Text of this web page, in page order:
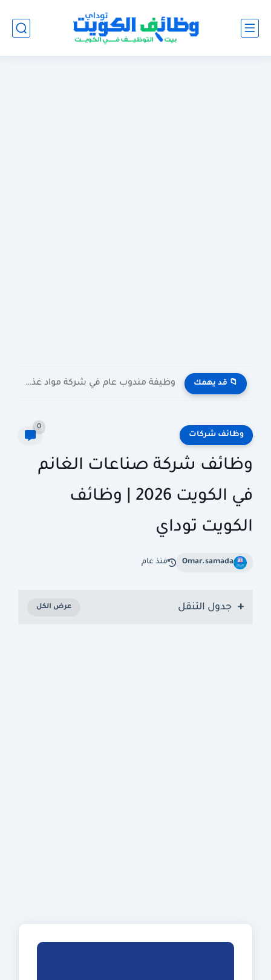
📁 قد يهمك وظيفة مندوب عام في شركة مواد غذائية بالكويت General Public...
وظائف شركات
0
وظائف شركة صناعات الغانم
في الكويت 2026 | وظائف
الكويت توداي
Omar.samada منذ عام
جدول التنقل